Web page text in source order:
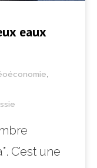
eaux
C’est une